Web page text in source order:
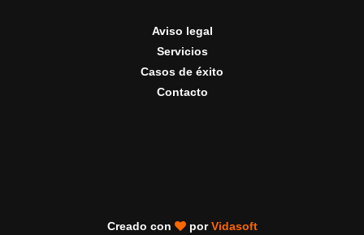
Aviso legal
Servicios
Casos de éxito
Contacto
Creado con porVidasoft